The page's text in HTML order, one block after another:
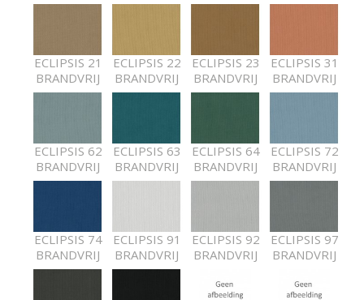
ECLIPSIS 21
BRANDVRIJ
ECLIPSIS 22
BRANDVRIJ
ECLIPSIS 23
BRANDVRIJ
ECLIPSIS 31
BRANDVRIJ
ECLIPSIS 62
BRANDVRIJ
ECLIPSIS 63
BRANDVRIJ
ECLIPSIS 64
BRANDVRIJ
ECLIPSIS 72
BRANDVRIJ
ECLIPSIS 74
BRANDVRIJ
ECLIPSIS 91
BRANDVRIJ
ECLIPSIS 92
BRANDVRIJ
ECLIPSIS 97
BRANDVRIJ